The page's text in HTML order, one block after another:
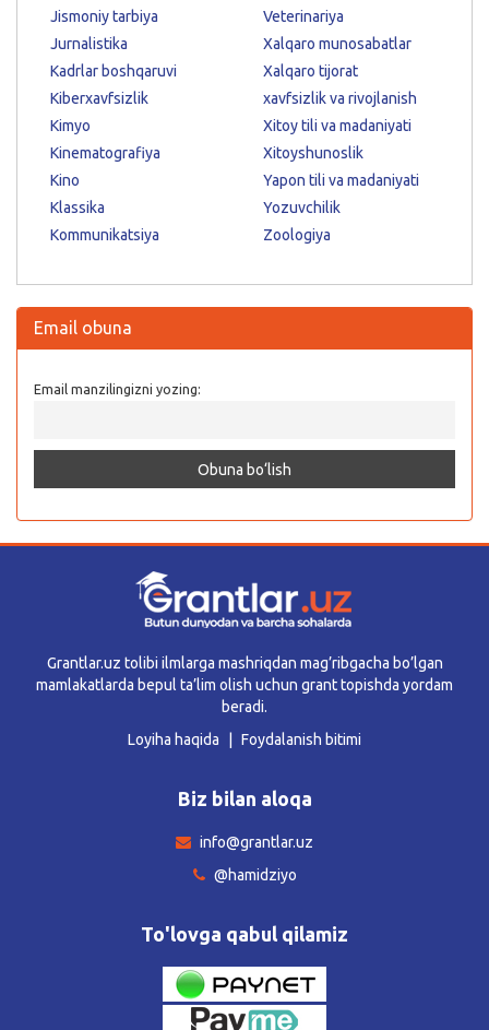
Jismoniy tarbiya
Jurnalistika
Kadrlar boshqaruvi
Kiberxavfsizlik
Kimyo
Kinematografiya
Kino
Klassika
Kommunikatsiya
Veterinariya
Xalqaro munosabatlar
Xalqaro tijorat
xavfsizlik va rivojlanish
Xitoy tili va madaniyati
Xitoyshunoslik
Yapon tili va madaniyati
Yozuvchilik
Zoologiya
Email obuna
Email manzilingizni yozing:
Grantlar.uz tolibi ilmlarga mashriqdan mag’ribgacha bo’lgan
mamlakatlarda bepul ta’lim olish uchun grant topishda yordam
beradi.
Loyiha haqida
Foydalanish bitimi
Biz bilan aloqa
info@grantlar.uz
@hamidziyo
To'lovga qabul qilamiz